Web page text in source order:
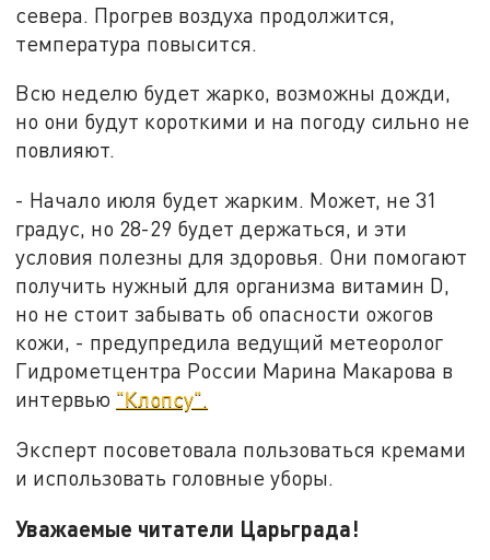
севера. Прогрев воздуха продолжится,
температура повысится.
Всю неделю будет жарко, возможны дожди,
но они будут короткими и на погоду сильно не
повлияют.
- Начало июля будет жарким. Может, не 31
градус, но 28-29 будет держаться, и эти
условия полезны для здоровья. Они помогают
получить нужный для организма витамин D,
но не стоит забывать об опасности ожогов
кожи, - предупредила ведущий метеоролог
Гидрометцентра России Марина Макарова в
интервью "Клопсу".
Эксперт посоветовала пользоваться кремами
и использовать головные уборы.
Уважаемые читатели Царьграда!